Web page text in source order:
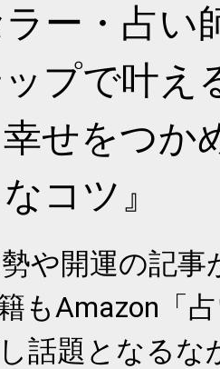
ー・占い
ップで叶
せをつか
コツ』
や開運の記
もAmazon「
話題となるな